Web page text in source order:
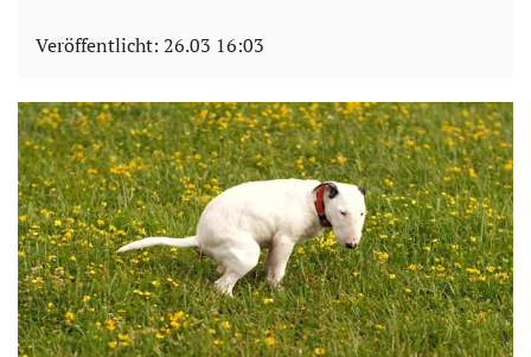
Veröffentlicht: 26.03 16:03